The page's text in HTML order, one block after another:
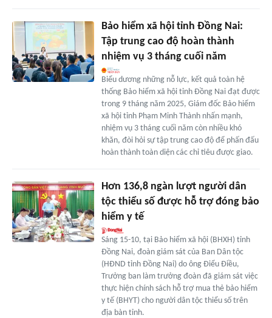
Bảo hiểm xã hội tỉnh Đồng Nai:
Tập trung cao độ hoàn thành
nhiệm vụ 3 tháng cuối năm
Biểu dương những nỗ lực, kết quả toàn hệ
thống Bảo hiểm xã hội tỉnh Đồng Nai đạt được
trong 9 tháng năm 2025, Giám đốc Bảo hiểm
xã hội tỉnh Phạm Minh Thành nhấn mạnh,
nhiệm vụ 3 tháng cuối năm còn nhiều khó
khăn, đòi hỏi sự tập trung cao độ để phấn đấu
hoàn thành toàn diện các chỉ tiêu được giao.
Hơn 136,8 ngàn lượt người dân
tộc thiểu số được hỗ trợ đóng bảo
hiểm y tế
Sáng 15-10, tại Bảo hiểm xã hội (BHXH) tỉnh
Đồng Nai, đoàn giám sát của Ban Dân tộc
(HĐND tỉnh Đồng Nai) do ông Điểu Điều,
Trưởng ban làm trưởng đoàn đã giám sát việc
thực hiện chính sách hỗ trợ mua thẻ bảo hiểm
y tế (BHYT) cho người dân tộc thiểu số trên
địa bàn tỉnh.